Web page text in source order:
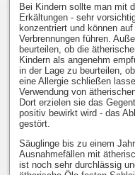
Bei Kindern sollte man mit
Erkältungen - sehr
konzentriert und können
Verbrennungen führen.
beurteilen, ob die
Kindern als angenehm
in der Lage zu beurteilen,
eine Allergie schließen
Verwendung von
Dort erzielen sie das
positiv bewirkt wird - das
gestört.
Säuglinge bis zu einem
Ausnahmefällen mit
ist noch sehr durchlässig